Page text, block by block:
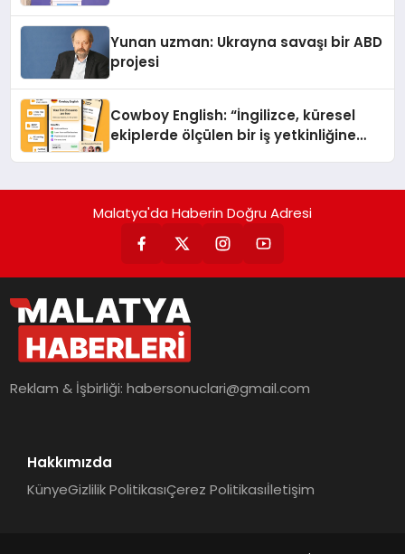
Yunan uzman: Ukrayna savaşı bir ABD
projesi
Cowboy English: “İngilizce, küresel
ekiplerde ölçülen bir iş yetkinliğine
Malatya'da Haberin Doğru Adresi
Reklam & İşbirliği:habersonuclari@gmail.com
Hakkımızda
KünyeGizlilik PolitikasıÇerez Politikasıİletişim